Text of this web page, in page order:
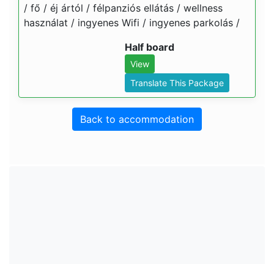
/ fő / éj ártól / félpanziós ellátás / wellness
használat / ingyenes Wifi / ingyenes parkolás /
Half board
View
Translate This Package
Back to accommodation